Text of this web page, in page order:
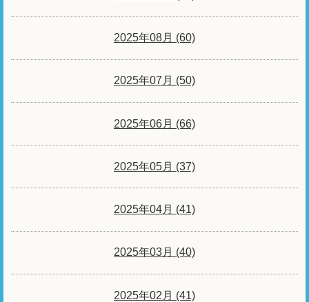
2025年08月 (60)
2025年07月 (50)
2025年06月 (66)
2025年05月 (37)
2025年04月 (41)
2025年03月 (40)
2025年02月 (41)